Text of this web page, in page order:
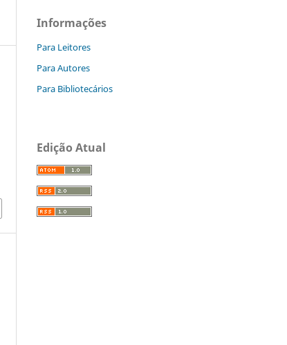
Informações
Para Leitores
Para Autores
Para Bibliotecários
Edição Atual